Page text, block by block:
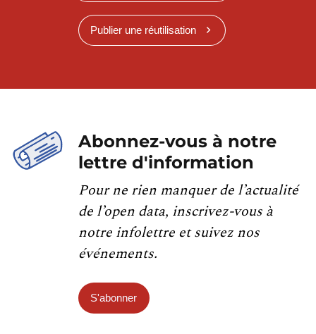
Publier une réutilisation
Abonnez-vous à notre
lettre d'information
Pour ne rien manquer de l’actualité
de l’open data, inscrivez-vous à
notre infolettre et suivez nos
événements.
S'abonner